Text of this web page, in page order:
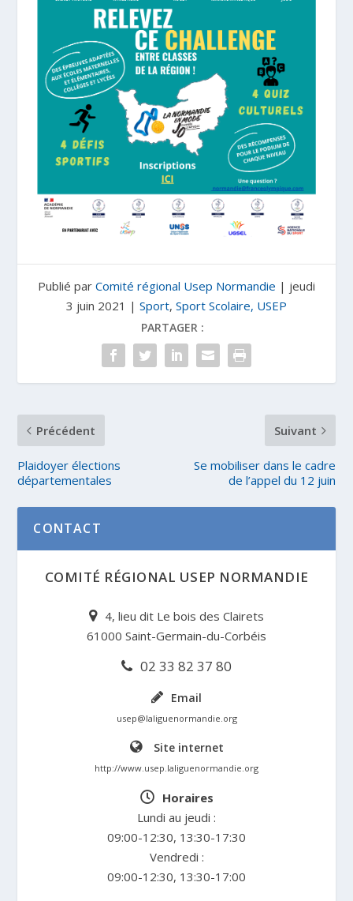
Publié par Comité régional Usep Normandie | jeudi
3 juin 2021 | Sport, Sport Scolaire, USEP
PARTAGER :
Précédent
Plaidoyer élections
départementales
Suivant
Se mobiliser dans le cadre
de l’appel du 12 juin
CONTACT
COMITÉ RÉGIONAL USEP NORMANDIE
4, lieu dit Le bois des Clairets
61000 Saint-Germain-du-Corbéis
02 33 82 37 80
Email
usep@laliguenormandie.org
Site internet
http://www.usep.laliguenormandie.org
Horaires
Lundi au jeudi :
09:00-12:30, 13:30-17:30
Vendredi :
09:00-12:30, 13:30-17:00